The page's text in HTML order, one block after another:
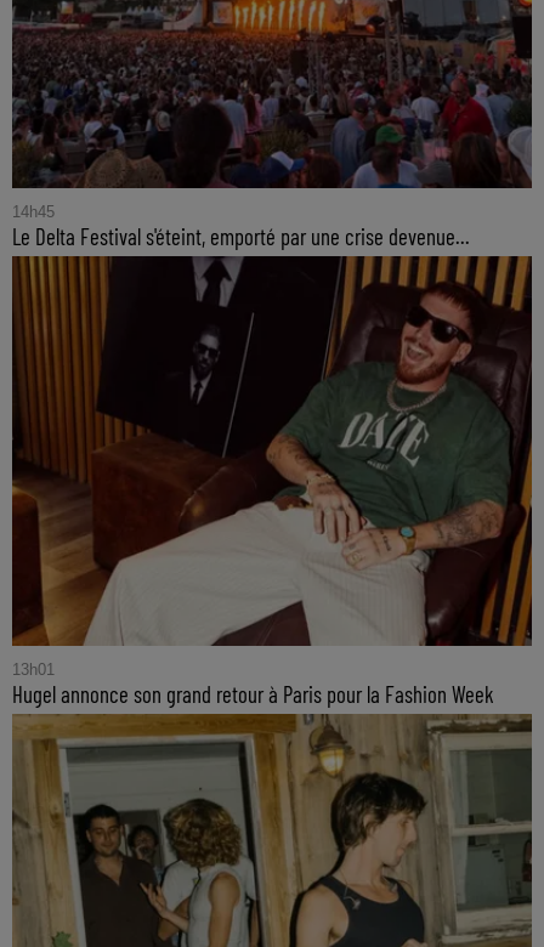
14h45
Le Delta Festival s'éteint, emporté par une crise devenue...
13h01
Hugel annonce son grand retour à Paris pour la Fashion Week